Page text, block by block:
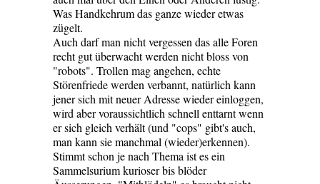
Was Handkehrum das ganze wieder etwas
zügelt.
Auch darf man nicht vergessen das alle Foren
recht gut überwacht werden nicht bloss von
"robots". Trollen mag angehen, echte
Störenfriede werden verbannt, natürlich kann
jener sich mit neuer Adresse wieder einloggen,
wird aber voraussichtlich schnell enttarnt wenn
er sich gleich verhält (und "cops" gibt's auch,
man kann sie manchmal (wieder)erkennen).
Stimmt schon je nach Thema ist es ein
Sammelsurium kurioser bis blöder